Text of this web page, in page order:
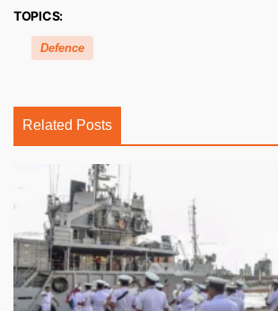
TOPICS:
Defence
Related Posts